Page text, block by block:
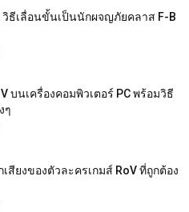
วิธีเลื่อนขั้นเป็นนักผจญภัยคลาส F-B
บนเครื่องคอมพิวเตอร์ PC พร้อมวิธี
ๆ
สียงของตัวละครเกมส์ RoV ที่ถูกต้อง